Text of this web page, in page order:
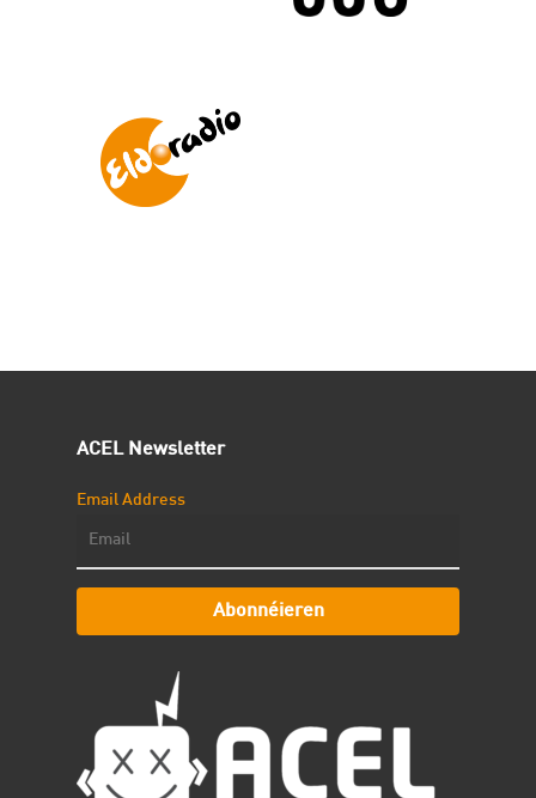
ACEL Newsletter
Email Address
Abonnéieren